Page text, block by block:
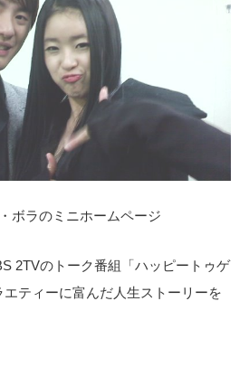
ボラのミニホームページ
2TVのトーク番組「ハッピートゥゲ
ティーに富んだ人生ストーリーを